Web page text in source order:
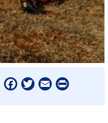
Facebook
Twitter
EmailPrint